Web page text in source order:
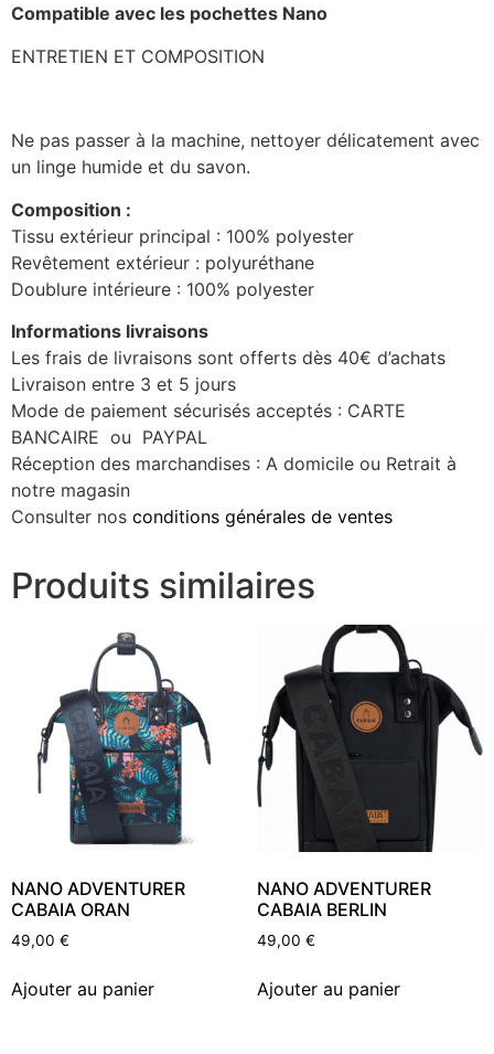
Compatible avec les pochettes Nano
ENTRETIEN ET COMPOSITION
Ne pas passer à la machine, nettoyer délicatement avec
un linge humide et du savon.
Composition :
Tissu extérieur principal : 100% polyester
Revêtement extérieur : polyuréthane
Doublure intérieure : 100% polyester
Informations livraisons
Les frais de livraisons sont offerts dès 40€ d’achats
Livraison entre 3 et 5 jours
Mode de paiement sécurisés acceptés : CARTE
BANCAIRE ou PAYPAL
Réception des marchandises : A domicile ou Retrait à
notre magasin
Consulter nos conditions générales de ventes
Produits similaires
NANO ADVENTURER
CABAIA ORAN
49,00 €
Ajouter au panier
NANO ADVENTURER
CABAIA BERLIN
49,00 €
Ajouter au panier